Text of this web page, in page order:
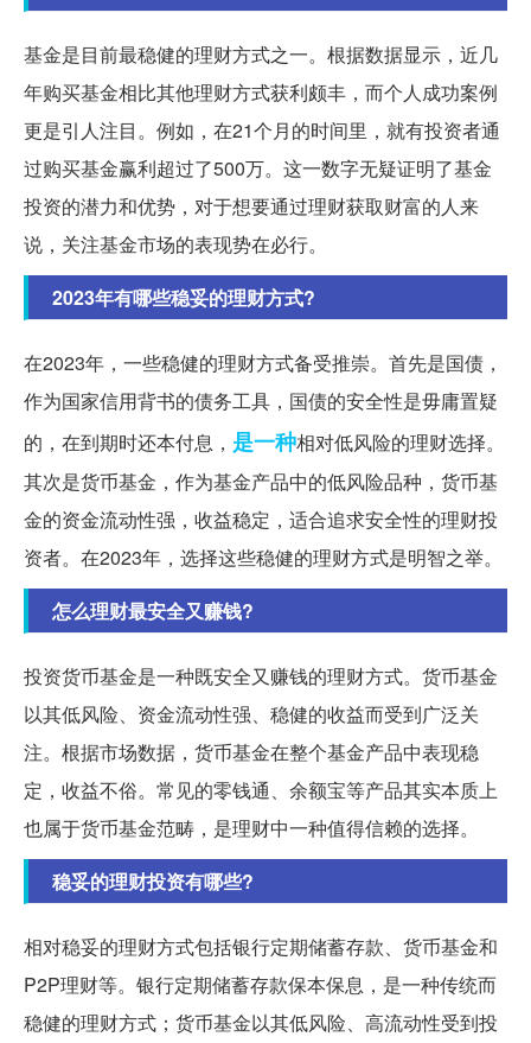
基金是目前最稳健的理财方式之一。根据数据显示，近几
年购买基金相比其他理财方式获利颇丰，而个人成功案例
更是引人注目。例如，在21个月的时间里，就有投资者通
过购买基金赢利超过了500万。这一数字无疑证明了基金
投资的潜力和优势，对于想要通过理财获取财富的人来
说，关注基金市场的表现势在必行。
2023年有哪些稳妥的理财方式?
在2023年，一些稳健的理财方式备受推崇。首先是国债，
作为国家信用背书的债务工具，国债的安全性是毋庸置疑
的，在到期时还本付息， 是一种相对低风险的理财选择。
其次是货币基金，作为基金产品中的低风险品种，货币基
金的资金流动性强，收益稳定，适合追求安全性的理财投
资者。在2023年，选择这些稳健的理财方式是明智之举。
怎么理财最安全又赚钱?
投资货币基金是一种既安全又赚钱的理财方式。货币基金
以其低风险、资金流动性强、稳健的收益而受到广泛关
注。根据市场数据，货币基金在整个基金产品中表现稳
定，收益不俗。常见的零钱通、余额宝等产品其实本质上
也属于货币基金范畴，是理财中一种值得信赖的选择。
稳妥的理财投资有哪些?
相对稳妥的理财方式包括银行定期储蓄存款、货币基金和
P2P理财等。银行定期储蓄存款保本保息，是一种传统而
稳健的理财方式；货币基金以其低风险、高流动性受到投